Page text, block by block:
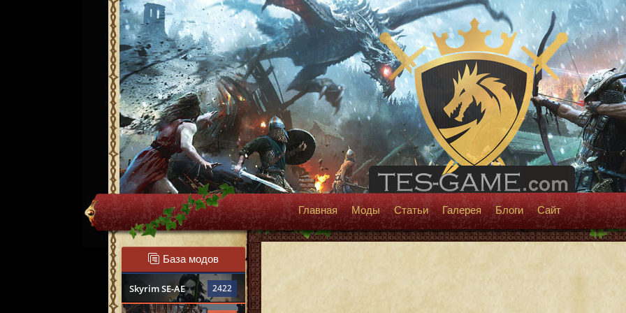
Главная Моды Статьи Галерея Блоги Сайт
База модов
Skyrim SE-AE 2422